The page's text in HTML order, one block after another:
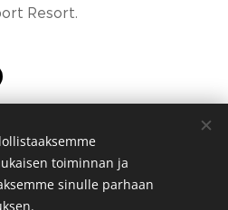
Resort.
Hoito-osuuskunta
Evästeet
toiminnan ja
sinulle parhaan